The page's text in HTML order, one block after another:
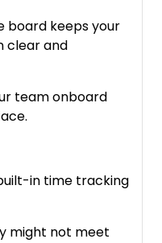
board keeps your
clear and
team onboard
in time tracking
might not meet